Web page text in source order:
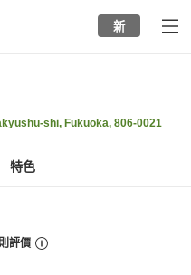
新
shi, Fukuoka, 806-0021
特色
評價